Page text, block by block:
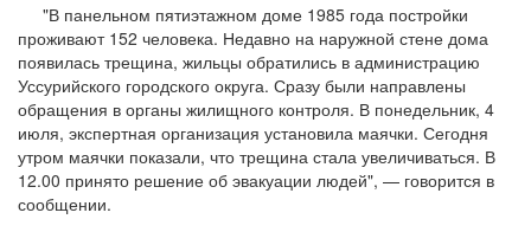
"В панельном пятиэтажном доме 1985 года постройки
проживают 152 человека. Недавно на наружной стене дома
появилась трещина, жильцы обратились в администрацию
Уссурийского городского округа. Сразу были направлены
обращения в органы жилищного контроля. В понедельник, 4
июля, экспертная организация установила маячки. Сегодня
утром маячки показали, что трещина стала увеличиваться. В
12.00 принято решение об эвакуации людей", — говорится в
сообщении.